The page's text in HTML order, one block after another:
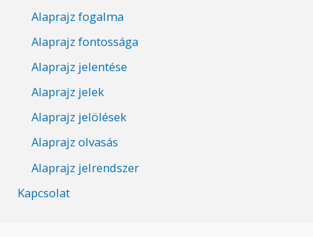
Alaprajz fogalma
Alaprajz fontossága
Alaprajz jelentése
Alaprajz jelek
Alaprajz jelölések
Alaprajz olvasás
Alaprajz jelrendszer
Kapcsolat